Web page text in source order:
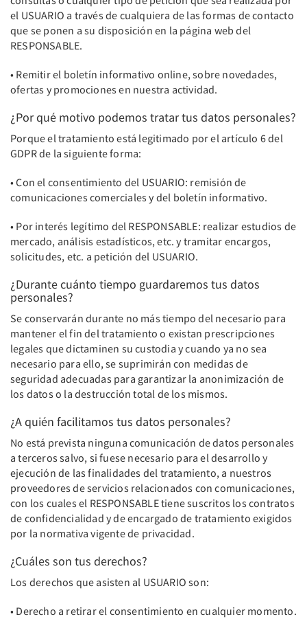
el USUARIO a través de cualquiera de las formas de contacto
que se ponen a su disposición en la página web del
RESPONSABLE.
• Remitir el boletín informativo online, sobre novedades,
ofertas y promociones en nuestra actividad.
¿Por qué motivo podemos tratar tus datos personales?
Porque el tratamiento está legitimado por el artículo 6 del
GDPR de la siguiente forma:
• Con el consentimiento del USUARIO: remisión de
comunicaciones comerciales y del boletín informativo.
• Por interés legítimo del RESPONSABLE: realizar estudios de
mercado, análisis estadísticos, etc. y tramitar encargos,
solicitudes, etc. a petición del USUARIO.
¿Durante cuánto tiempo guardaremos tus datos
personales?
Se conservarán durante no más tiempo del necesario para
mantener el fin del tratamiento o existan prescripciones
legales que dictaminen su custodia y cuando ya no sea
necesario para ello, se suprimirán con medidas de
seguridad adecuadas para garantizar la anonimización de
los datos o la destrucción total de los mismos.
¿A quién facilitamos tus datos personales?
No está prevista ninguna comunicación de datos personales
a terceros salvo, si fuese necesario para el desarrollo y
ejecución de las finalidades del tratamiento, a nuestros
proveedores de servicios relacionados con comunicaciones,
con los cuales el RESPONSABLE tiene suscritos los contratos
de confidencialidad y de encargado de tratamiento exigidos
por la normativa vigente de privacidad.
¿Cuáles son tus derechos?
Los derechos que asisten al USUARIO son:
• Derecho a retirar el consentimiento en cualquier momento.